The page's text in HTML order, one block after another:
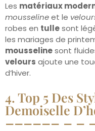
Les matériaux
mousselineet le
robes en tullesont
les mariages de
mousselinesont
velours ajoute une
d’hiver.
4. Top 5 Des
Demoiselle